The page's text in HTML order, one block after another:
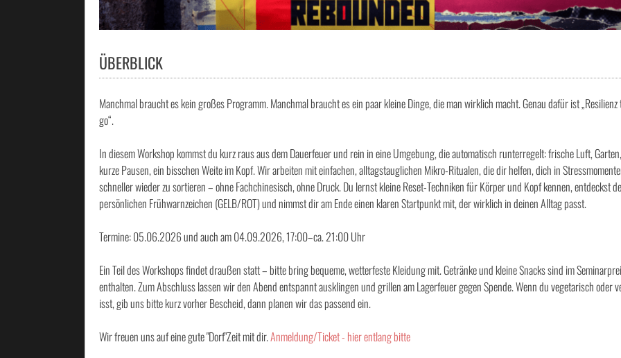
ÜBERBLICK
Manchmal braucht es kein großes Programm. Manchmal braucht es ein paar kleine Dinge, die man wirklich macht. Genau dafür ist „Resilienz
go“.
In diesem Workshop kommst du kurz raus aus dem Dauerfeuer und rein in eine Umgebung, die automatisch runterregelt: frische Luft, Garten,
kurze Pausen, ein bisschen Weite im Kopf. Wir arbeiten mit einfachen, alltagstauglichen Mikro-Ritualen, die dir helfen, dich in
schneller wieder zu sortieren – ohne Fachchinesisch, ohne Druck. Du lernst kleine Reset-Techniken für Körper und Kopf kennen, entdeckst
persönlichen Frühwarnzeichen (GELB/ROT) und nimmst dir am Ende einen klaren Startpunkt mit, der wirklich in deinen Alltag passt.
Termine: 05.06.2026 und auch am 04.09.2026, 17:00–ca. 21:00 Uhr
Ein Teil des Workshops findet draußen statt – bitte bring bequeme, wetterfeste Kleidung mit. Getränke und kleine Snacks sind im
enthalten. Zum Abschluss lassen wir den Abend entspannt ausklingen und grillen am Lagerfeuer gegen Spende. Wenn du vegetarisch oder
isst, gib uns bitte kurz vorher Bescheid, dann planen wir das passend ein.
Wir freuen uns auf eine gute "Dorf"Zeit mit dir.Anmeldung/Ticket - hier entlang bitte